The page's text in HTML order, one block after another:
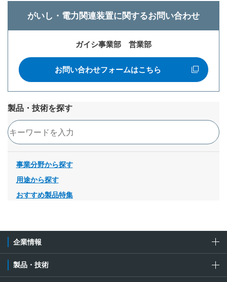
がいし・電力関連装置に関するお問い合わせ
ガイシ事業部 営業部
お問い合わせフォームはこちら
新規ウィンドウを開きます
製品・技術を探す
事業分野から探す
用途から探す
おすすめ製品特集
企業情報
製品・技術